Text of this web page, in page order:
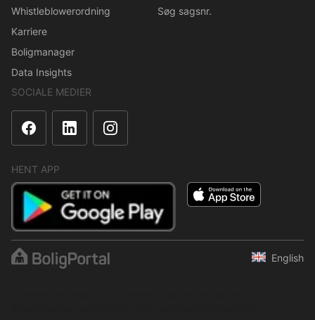
Whistleblowerordning
Karriere
Boligmanager
Data Insights
Søg sagsnr.
SOCIALE MEDIER
HENT APP
English